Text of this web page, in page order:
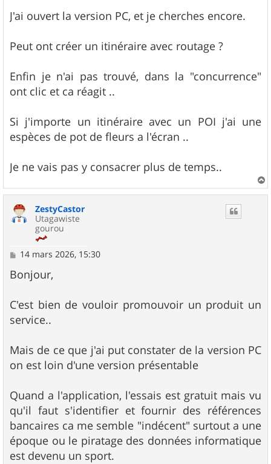
g
e
J'ai ouvert la version PC, et je cherches encore.
Peut ont créer un itinéraire avec routage ?
Enfin je n'ai pas trouvé, dans la "concurrence"
ont clic et ca réagit ..
Si j'importe un itinéraire avec un POI j'ai une
espèces de pot de fleurs a l'écran ..
Je ne vais pas y consacrer plus de temps..
a
ZestyCastor
Utagawiste
gourou
M
s
s
g
e
14 mars 2026, 15:30
Bonjour,
C'est bien de vouloir promouvoir un produit un
service..
Mais de ce que j'ai put constater de la version PC
on est loin d'une version présentable
Quand a l'application, l'essais est gratuit mais vu
qu'il faut s'identifier et fournir des références
bancaires ca me semble "indécent" surtout a une
époque ou le piratage des données informatique
est devenu un sport.